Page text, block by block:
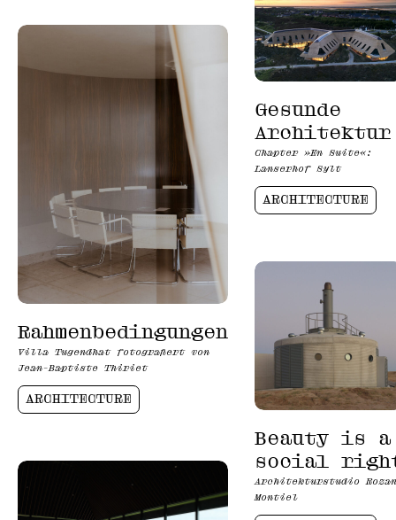
Rahmenbedingungen
Villa Tugendhat fotografiert von
Jean-Baptiste Thiriet
ARCHITECTURE
Gesunde
Architektur
Chapter »En Suite«:
Lanserhof Sylt
ARCHITECTURE
Beauty is a
social
Architekturstudio
Montiel